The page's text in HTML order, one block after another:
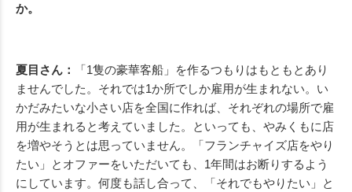
か。
夏目さん：
「1隻の豪華客船」を作るつもりはもともとあり
ませんでした。それでは1か所でしか雇用が生まれない。い
かだみたいな小さい店を全国に作れば、それぞれの場所で雇
用が生まれると考えていました。といっても、やみくもに店
を増やそうとは思っていません。「フランチャイズ店をやり
たい」とオファーをいただいても、1年間はお断りするよう
にしています。何度も話し合って、「それでもやりたい」と